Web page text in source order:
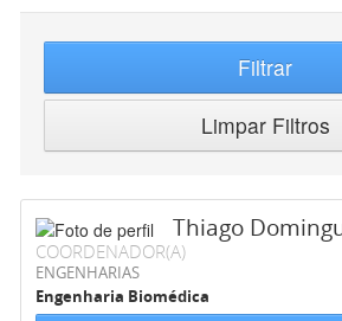
Filtrar
Limpar Filtros
Thiago
COORDENADOR(A)
ENGENHARIAS
Engenharia Biomédica